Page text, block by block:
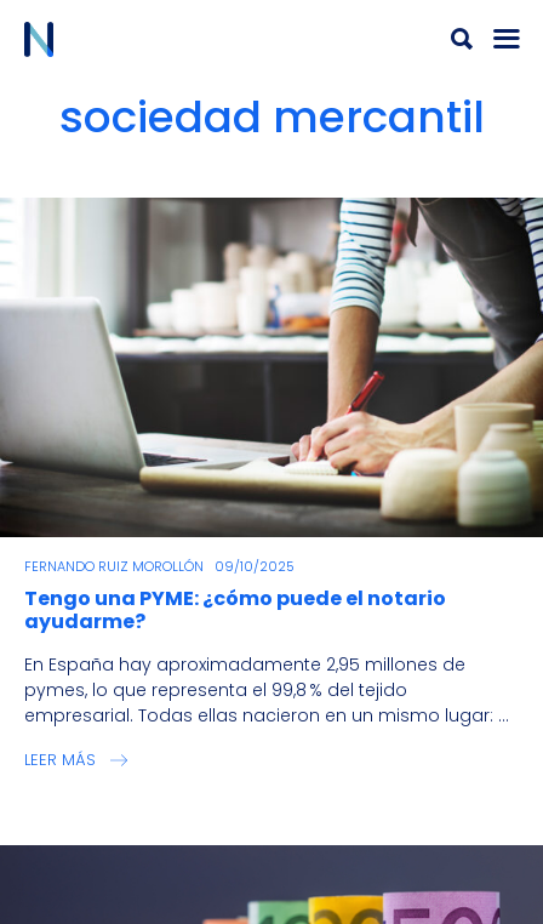
sociedad mercantil
FERNANDO RUIZ MOROLLÓN 09/10/2025
Tengo una PYME: ¿cómo puede el notario
ayudarme?
En España hay aproximadamente 2,95 millones de
pymes, lo que representa el 99,8 % del tejido
empresarial. Todas ellas nacieron en un mismo lugar: ...
LEER MÁS